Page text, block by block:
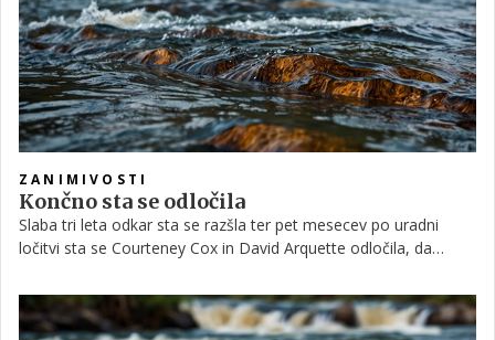
ZANIMIVOSTI
Končno sta se odločila
Slaba tri leta odkar sta se razšla ter pet mesecev po uradni
ločitvi sta se Courteney Cox in David Arquette odločila, da
srečnih let.